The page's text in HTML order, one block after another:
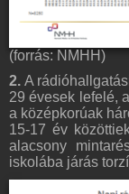
(forrás: NMHH)
2. A
29 évesek lefelé,
a középkorúak
15-17 év
alacsony
iskolába járás